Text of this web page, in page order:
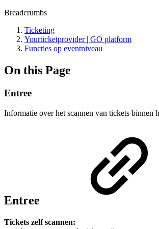
Breadcrumbs
Ticketing
Yourticketprovider | GO platform
Functies op eventniveau
On this Page
Entree
Informatie over het scannen van tickets binnen
Entree
Tickets zelf scannen: